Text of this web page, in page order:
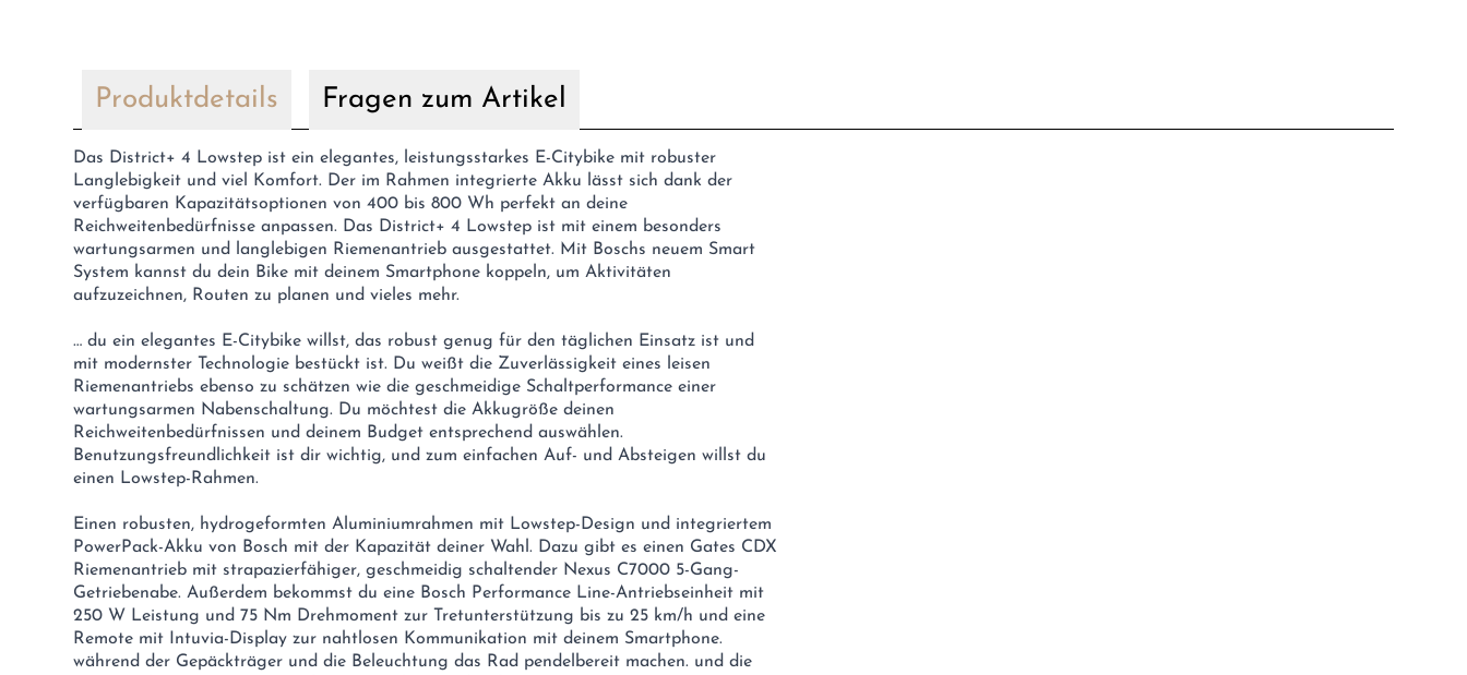
Produktdetails Fragen zum Artikel
Das District+ 4 Lowstep ist ein elegantes, leistungsstarkes E-Citybike mit robuster
Langlebigkeit und viel Komfort. Der im Rahmen integrierte Akku lässt sich dank der
verfügbaren Kapazitätsoptionen von 400 bis 800 Wh perfekt an deine
Reichweitenbedürfnisse anpassen. Das District+ 4 Lowstep ist mit einem besonders
wartungsarmen und langlebigen Riemenantrieb ausgestattet. Mit Boschs neuem Smart
System kannst du dein Bike mit deinem Smartphone koppeln, um Aktivitäten
aufzuzeichnen, Routen zu planen und vieles mehr.
… du ein elegantes E-Citybike willst, das robust genug für den täglichen Einsatz ist und
mit modernster Technologie bestückt ist. Du weißt die Zuverlässigkeit eines leisen
Riemenantriebs ebenso zu schätzen wie die geschmeidige Schaltperformance einer
wartungsarmen Nabenschaltung. Du möchtest die Akkugröße deinen
Reichweitenbedürfnissen und deinem Budget entsprechend auswählen.
Benutzungsfreundlichkeit ist dir wichtig, und zum einfachen Auf- und Absteigen willst du
einen Lowstep-Rahmen.
Einen robusten, hydrogeformten Aluminiumrahmen mit Lowstep-Design und integriertem
PowerPack-Akku von Bosch mit der Kapazität deiner Wahl. Dazu gibt es einen Gates CDX
Riemenantrieb mit strapazierfähiger, geschmeidig schaltender Nexus C7000 5-Gang-
Getriebenabe. Außerdem bekommst du eine Bosch Performance Line-Antriebseinheit mit
250 W Leistung und 75 Nm Drehmoment zur Tretunterstützung bis zu 25 km/h und eine
Remote mit Intuvia-Display zur nahtlosen Kommunikation mit deinem Smartphone.
während der Gepäckträger und die Beleuchtung das Rad pendelbereit machen. und die